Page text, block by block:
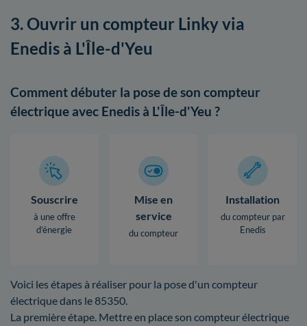
3. Ouvrir un compteur Linky via
Enedis à L'Île-d'Yeu
Comment débuter la pose de son compteur
électrique avec Enedis à L'Île-d'Yeu ?
Souscrire
à une offre
d’énergie
Mise en
service
du compteur
Installation
du compteur par
Enedis
Voici les étapes à réaliser pour la pose d'un compteur
électrique dans le 85350.
La première étape. Mettre en place son compteur électrique